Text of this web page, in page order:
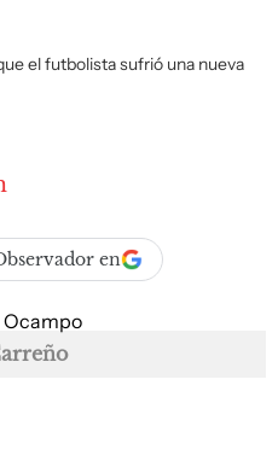
el futbolista sufrió una nueva
en